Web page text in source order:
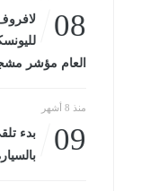
08
العام مؤشر
منذ 8 أشهر
09
بدء